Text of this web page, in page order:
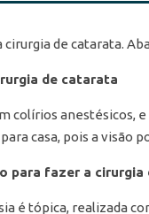
de catarata.
de catarata
colírios anestésicos,
casa, pois a visão
para fazer a cirurgia
é tópica, realizada